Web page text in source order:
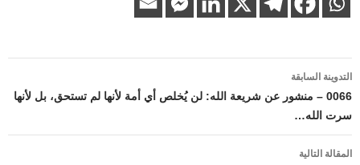
تصفّح
المقالات
التدوينة السابقة
0066 – منشور عن شريعة الله: لن يُخلص أي أمة لأنها لم تستحق، بل لأنها
سرت الله…
المقالة التالية